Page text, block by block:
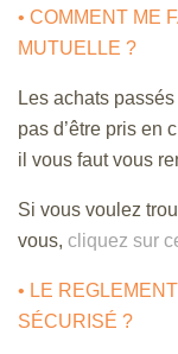
• COMMENT ME
MUTUELLE ?
Les achats
pas d’être pris en
il vous faut vous
Si vous voulez
vous, cliquez sur
• LE
SÉCURISÉ ?